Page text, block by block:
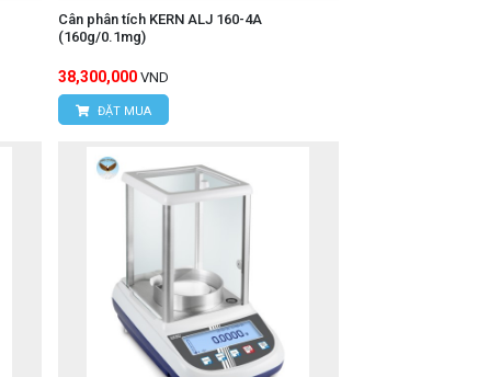
Cân phân tích KERN ALJ 160-4A
(160g/0.1mg)
38,300,000 VND
ĐẶT MUA